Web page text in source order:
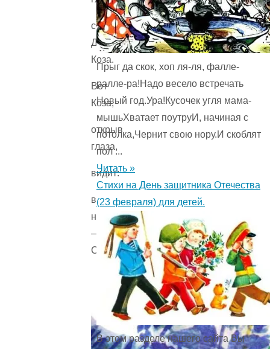
спит
Двурогая
Коза.
Вот
Коза,
открыв
глаза,
видит:
в
небе
—
Стрекоза.
Прыг да скок, хоп ля-ля, фалле-
ралле-ра!Надо весело встречать
Новый год.Ура!Кусочек угля мама-
мышьХватает поутруИ, начиная с
потолка,Чернит свою нору.И скоблят
пол ...
Читать »
Стихи на День защитника Отечества
(23 февраля) для детей.
В этом разделе нашего сайта Вы